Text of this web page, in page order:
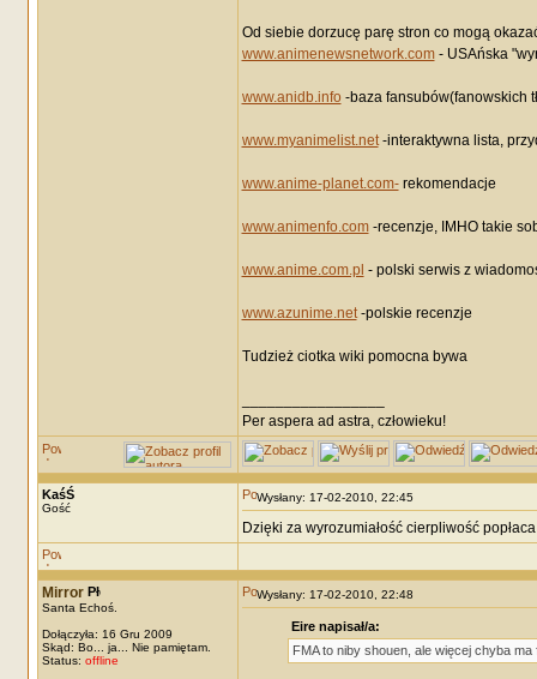
Od siebie dorzucę parę stron co mogą
www.animenewsnetwork.com- USAńska
www.anidb.info-baza fansubów(fanowskich
www.myanimelist.net-interaktywna lista,
www.anime-planet.com-rekomendacje
www.animenfo.com-recenzje, IMHO takie
www.anime.com.pl - polski serwis z
www.azunime.net-polskie recenzje
Tudzież ciotka wiki pomocna bywa
Per aspera ad astra, człowieku!
KaśŚ
Gość
Wysłany: 17-02-2010, 22:45
Dzięki za wyrozumiałość cierpliwość
Mirror
Santa Echoś.
Dołączyła: 16 Gru 2009
Skąd: Bo... ja... Nie pamiętam.
Status: offline
Wysłany: 17-02-2010, 22:48
Eire napisał/a:
FMA to niby shouen, ale więcej chyba